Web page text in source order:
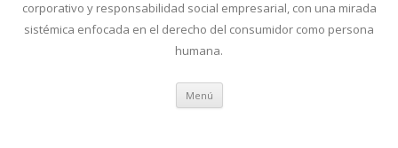
corporativo y responsabilidad social empresarial, con una mirada
sistémica enfocada en el derecho del consumidor como persona
humana.
Menú Ir
contenido